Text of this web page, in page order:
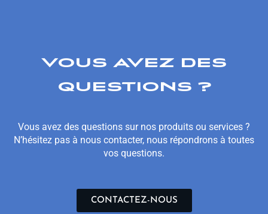
VOUS AVEZ DES
QUESTIONS ?
Vous avez des questions sur nos produits ou services ?
N’hésitez pas à nous contacter, nous répondrons à toutes
vos questions.
CONTACTEZ-NOUS